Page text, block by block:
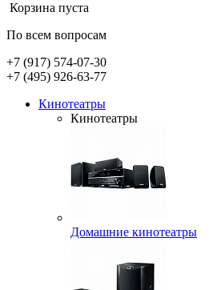
Корзина пуста
По всем вопросам
+7 (917) 574-07-30
+7 (495) 926-63-77
Кинотеатры
Кинотеатры
Домашние кинотеатры